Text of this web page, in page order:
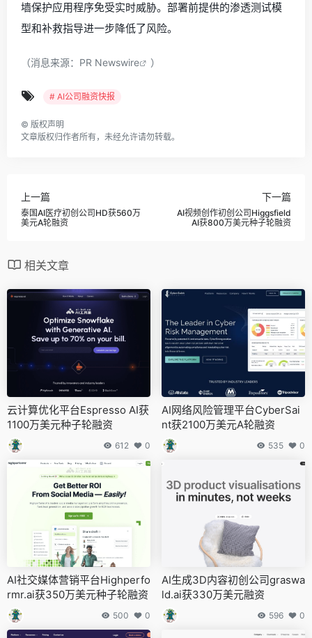
墙保护应用程序免受实时威胁。部署前提供的渗透测试模
型和补救指导进一步降低了风险。
（消息来源： PR Newswire ）
# AI公司融资快报
© 版权声明
文章版权归作者所有，未经允许请勿转载。
上一篇
泰国AI医疗初创公司HD获560万
美元A轮融资
下一篇
AI视频创作初创公司Higgsfield
AI获800万美元种子轮融资
相关文章
云计算优化平台Espresso AI获
1100万美元种子轮融资
612 0
AI网络风险管理平台CyberSai
nt获2100万美元A轮融资
535 0
AI社交媒体营销平台Highperfo
rmr.ai获350万美元种子轮融资
500 0
AI生成3D内容初创公司graswa
ld.ai获330万美元融资
596 0